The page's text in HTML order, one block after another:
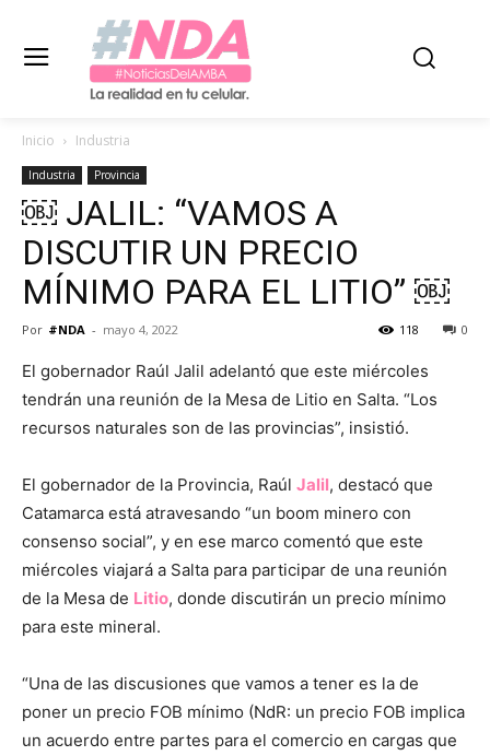
Inicio Industria
Industria Provincia
￼ JALIL: “VAMOS A
DISCUTIR UN PRECIO
MÍNIMO PARA EL LITIO” ￼
Por #NDA - mayo 4, 2022 0
118
El gobernador Raúl Jalil adelantó que este miércoles
tendrán una reunión de la Mesa de Litio en Salta. “Los
recursos naturales son de las provincias”, insistió.
El gobernador de la Provincia, Raúl Jalil, destacó que
Catamarca está atravesando “un boom minero con
consenso social”, y en ese marco comentó que este
miércoles viajará a Salta para participar de una reunión
de la Mesa de Litio, donde discutirán un precio mínimo
para este mineral.
“Una de las discusiones que vamos a tener es la de
poner un precio FOB mínimo (NdR: un precio FOB implica
un acuerdo entre partes para el comercio en cargas que